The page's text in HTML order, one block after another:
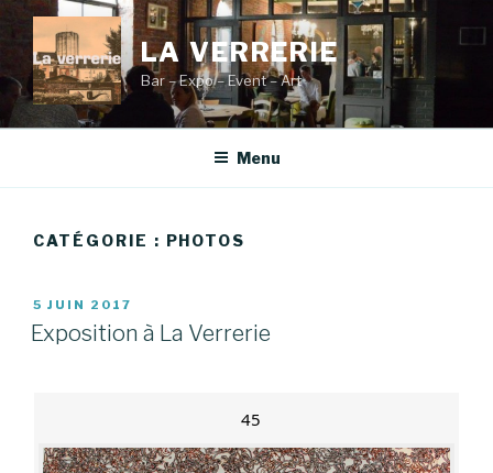
contenu
principal
LA VERRERIE
Bar – Expo – Event – Art
Menu
CATÉGORIE : PHOTOS
PUBLIÉ
LE
5 JUIN 2017
Exposition à La Verrerie
45